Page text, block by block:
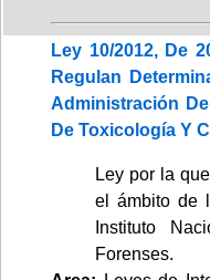
Ley 10/2012, De
Regulan
Administración
De Toxicología Y
Ley por la
el ámbito de
Instituto
Forenses.